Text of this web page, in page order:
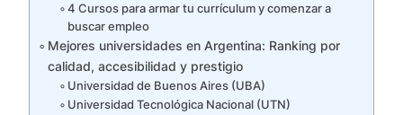
4 Cursos para armar tu currículum y comenzar a
buscar empleo
Mejores universidades en Argentina: Ranking por
calidad, accesibilidad y prestigio
Universidad de Buenos Aires (UBA)
Universidad Tecnológica Nacional (UTN)